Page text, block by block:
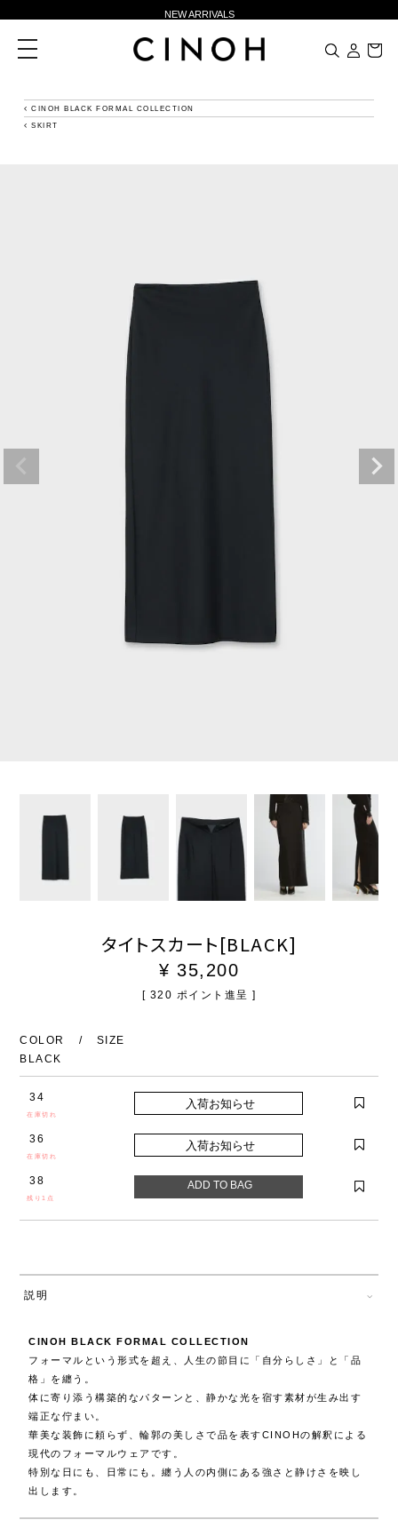
NEW ARRIVALS
新規会員登録500ポイントプレゼント
夏季休業に伴う一部業務休業のお知らせ
toggle
navigation
CINOH BLACK FORMAL COLLECTION
SKIRT
タイトスカート[BLACK]
¥ 35,200
[ 320 ポイント進呈 ]
COLOR
SIZE
BLACK
34
在庫切れ
36
在庫切れ
38
残り1点
説明
CINOH BLACK FORMAL COLLECTION
フォーマルという形式を超え、人生の節目に「自分らしさ」と「品
格」を纏う。
体に寄り添う構築的なパターンと、静かな光を宿す素材が生み出す
端正な佇まい。
華美な装飾に頼らず、輪郭の美しさで品を表すCINOHの解釈による
現代のフォーマルウェアです。
特別な日にも、日常にも。纏う人の内側にある強さと静けさを映し
出します。